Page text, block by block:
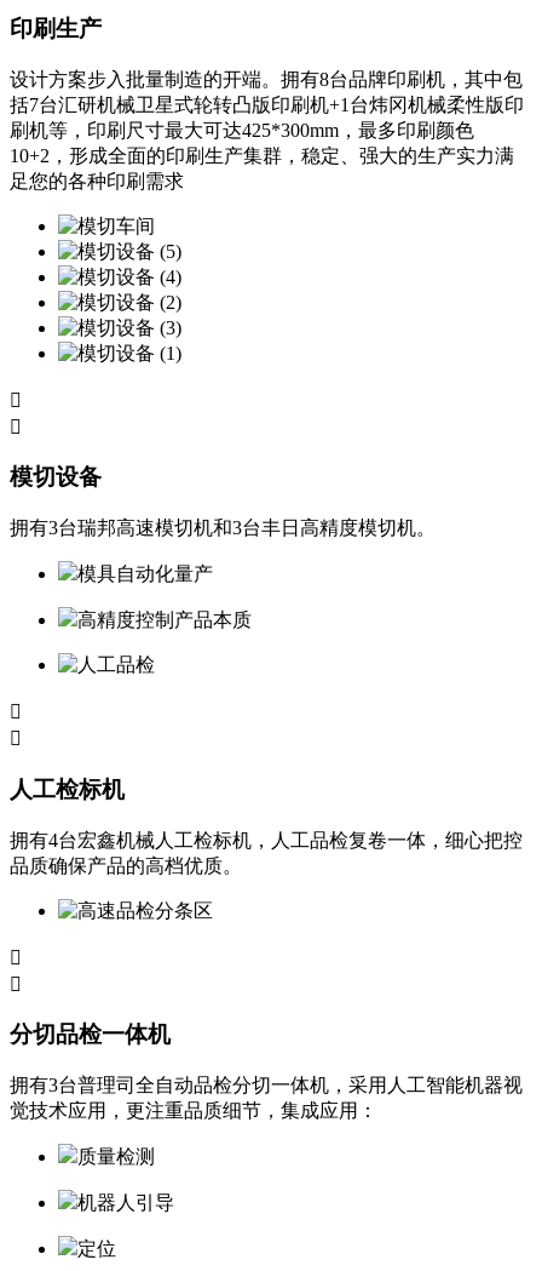
印刷生产
设计方案步入批量制造的开端。拥有8台品牌印刷机，其中包
括7台汇研机械卫星式轮转凸版印刷机+1台炜冈机械柔性版印
刷机等，印刷尺寸最大可达425*300mm，最多印刷颜色
10+2，形成全面的印刷生产集群，稳定、强大的生产实力满
足您的各种印刷需求


模切设备
拥有3台瑞邦高速模切机和3台丰日高精度模切机。
模具自动化量产
高精度控制产品本质


人工检标机
拥有4台宏鑫机械人工检标机，人工品检复卷一体，细心把控
品质确保产品的高档优质。


分切品检一体机
拥有3台普理司全自动品检分切一体机，采用人工智能机器视
觉技术应用，更注重品质细节，集成应用：
质量检测
机器人引导
定位